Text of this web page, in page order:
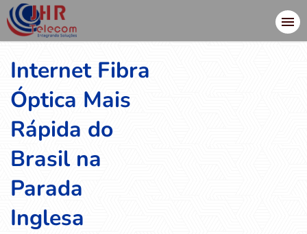
Internet Fibra
Óptica Mais
Rápida do
Brasil na
Parada
Inglesa